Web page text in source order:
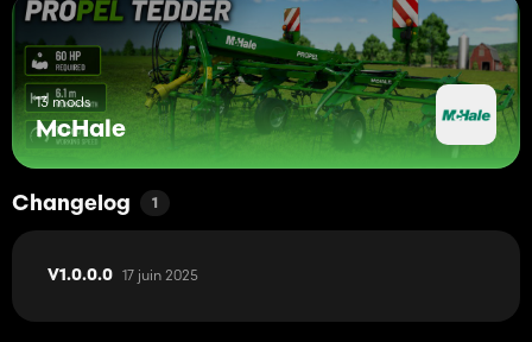
13 mods
McHale
Changelog 1
V1.0.0.0 17 juin 2025